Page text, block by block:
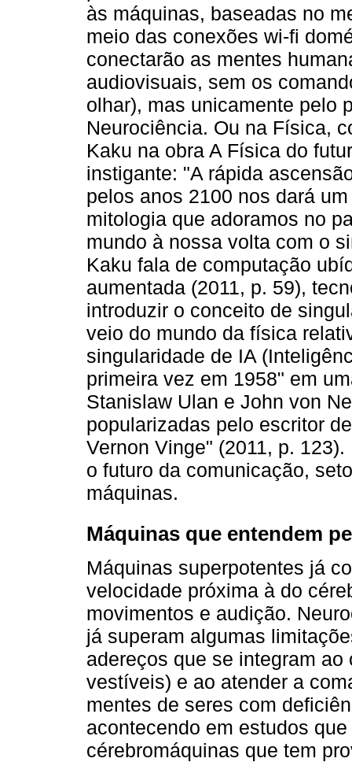
às máquinas, baseadas no
meio das conexões wi-fi
conectarão as mentes
audiovisuais, sem os
olhar), mas unicamente pelo
Neurociência. Ou na Física,
Kaku na obra A Física do
instigante: "A rápida
pelos anos 2100 nos dará
mitologia que adoramos no
mundo à nossa volta com o
Kaku fala de computação
aumentada (2011, p. 59),
introduzir o conceito de
veio do mundo da física
singularidade de IA
primeira vez em 1958" em
Stanislaw Ulan e John von
popularizadas pelo escritor
Vernon Vinge" (2011, p.
o futuro da comunicação,
máquinas.
Máquinas que entendem
Máquinas superpotentes já
velocidade próxima à do
movimentos e audição.
já superam algumas
adereços que se integram
vestíveis) e ao atender a
mentes de seres com
acontecendo em estudos
cérebromáquinas que tem